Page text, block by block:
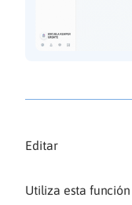
Editar
Utiliza esta